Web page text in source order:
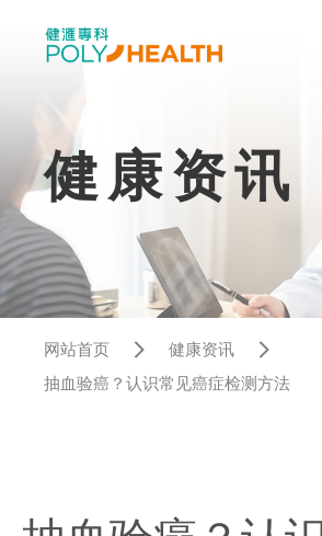
健康资讯
网站首页
健康资讯
抽血验癌？认识常见癌症检测方法